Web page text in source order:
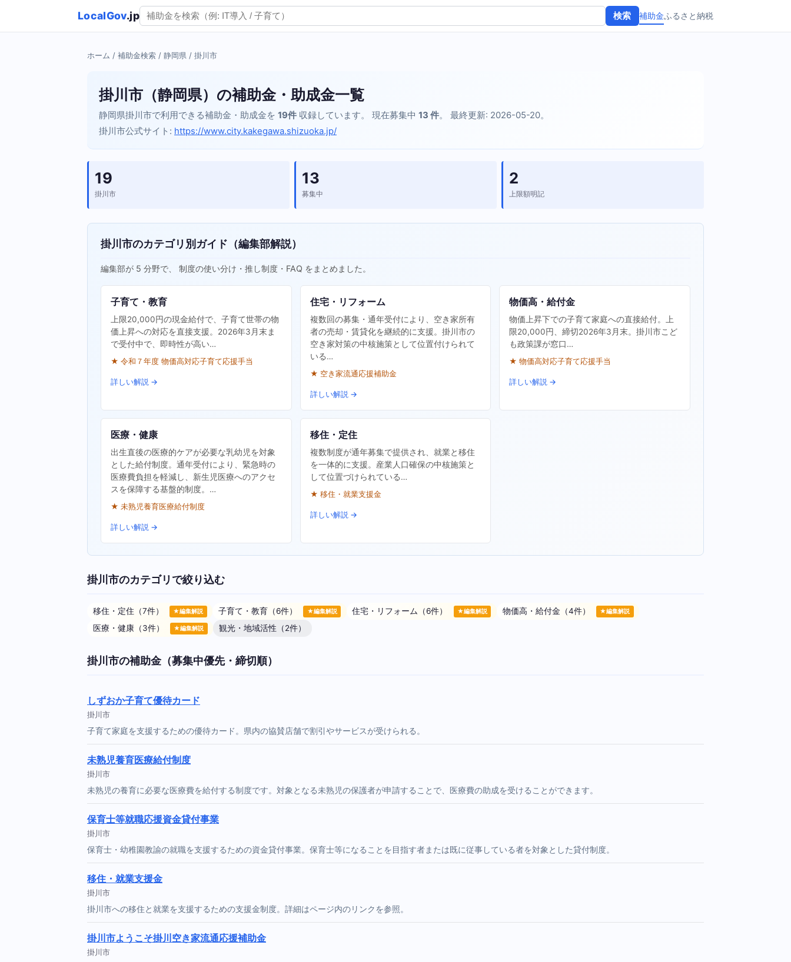
LocalGov.jp 検索 補助金ふるさと納税
ホーム / 補助金検索 / 静岡県 / 掛川市
掛川市（静岡県）の補助金・助成金一覧
静岡県掛川市で利用できる補助金・助成金を 19件 収録しています。 現在募集中 13 件。 最終更新: 2026-05-20。
掛川市公式サイト: https://www.city.kakegawa.shizuoka.jp/
19
掛川市
13
募集中
2
上限額明記
掛川市のカテゴリ別ガイド（編集部解説）
編集部が 5 分野で、 制度の使い分け・推し制度・FAQ をまとめました。
子育て・教育
上限20,000円の現金給付で、子育て世帯の物
価上昇への対応を直接支援。2026年3月末ま
で受付中で、即時性が高い…
★ 令和７年度 物価高対応子育て応援手当
詳しい解説 →
住宅・リフォーム
複数回の募集・通年受付により、空き家所有
者の売却・賃貸化を継続的に支援。掛川市の
空き家対策の中核施策として位置付けられて
いる…
★ 空き家流通応援補助金
詳しい解説 →
物価高・給付金
物価上昇下での子育て家庭への直接給付。上
限20,000円、締切2026年3月末。掛川市こど
も政策課が窓口…
★ 物価高対応子育て応援手当
詳しい解説 →
医療・健康
出生直後の医療的ケアが必要な乳幼児を対象
とした給付制度。通年受付により、緊急時の
医療費負担を軽減し、新生児医療へのアクセ
スを保障する基盤的制度。…
★ 未熟児養育医療給付制度
詳しい解説 →
移住・定住
複数制度が通年募集で提供され、就業と移住
を一体的に支援。産業人口確保の中核施策と
して位置づけられている…
★ 移住・就業支援金
詳しい解説 →
掛川市のカテゴリで絞り込む
移住・定住（7件） ★編集解説 子育て・教育（6件） ★編集解説 住宅・リフォーム（6件） ★編集解説 物価高・給付金（4件） ★編集解説
医療・健康（3件） ★編集解説 観光・地域活性（2件）
掛川市の補助金（募集中優先・締切順）
しずおか子育て優待カード
掛川市
子育て家庭を支援するための優待カード。県内の協賛店舗で割引やサービスが受けられる。
未熟児養育医療給付制度
掛川市
未熟児の養育に必要な医療費を給付する制度です。対象となる未熟児の保護者が申請することで、医療費の助成を受けることができます。
保育士等就職応援資金貸付事業
掛川市
保育士・幼稚園教諭の就職を支援するための資金貸付事業。保育士等になることを目指す者または既に従事している者を対象とした貸付制度。
移住・就業支援金
掛川市
掛川市への移住と就業を支援するための支援金制度。詳細はページ内のリンクを参照。
掛川市ようこそ掛川空き家流通応援補助金
掛川市